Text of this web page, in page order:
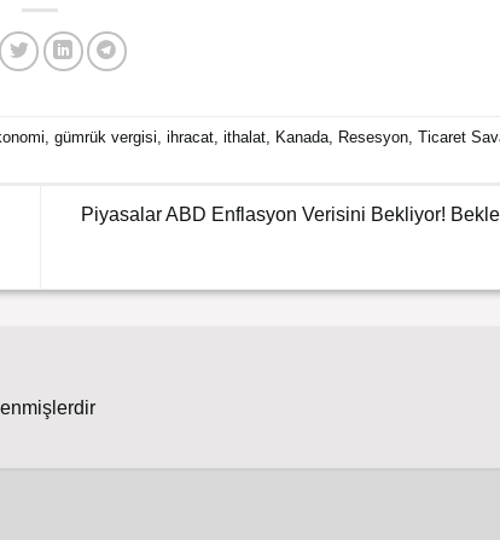
,gümrük vergisi ,ihracat ,ithalat Kanada Resesyon ,Ticaret
Piyasalar ABD Enflasyon Verisini Bekliyor!